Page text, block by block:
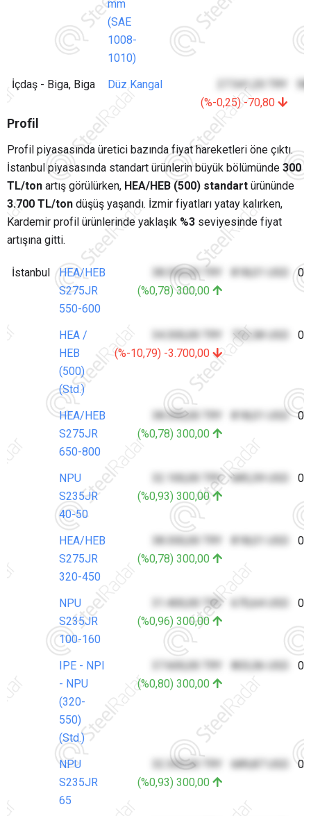
mm
(SAE
1008-
1010)
İçdaş - Biga, Biga
Düz Kangal
27.541,20 TRY
(%-0,25) -70,80
Profil
Profil piyasasında üretici bazında fiyat hareketleri öne çıktı.
İstanbul piyasasında standart ürünlerin büyük bölümünde 300
TL/ton artış görülürken, HEA/HEB (500) standart ürününde
3.700 TL/ton düşüş yaşandı. İzmir fiyatları yatay kalırken,
Kardemir profil ürünlerinde yaklaşık %3 seviyesinde fiyat
artışına gitti.
İstanbul
HEA/HEB
S275JR
550-600
38.300,00 TRY
(%0,78) 300,00
818,01 USD
HEA /
HEB
(500)
(Std.)
34.300,00 TRY
(%-10,79) -3.700,00
732,58 USD
HEA/HEB
S275JR
650-800
38.300,00 TRY
(%0,78) 300,00
818,01 USD
NPU
S235JR
40-50
32.100,00 TRY
(%0,93) 300,00
685,59 USD
HEA/HEB
S275JR
320-450
38.300,00 TRY
(%0,78) 300,00
818,01 USD
NPU
S235JR
100-160
31.400,00 TRY
(%0,96) 300,00
670,64 USD
IPE - NPI
- NPU
(320-
550)
(Std.)
37.600,00 TRY
(%0,80) 300,00
803,06 USD
NPU
S235JR
65
32.300,00 TRY
(%0,93) 300,00
689,87 USD